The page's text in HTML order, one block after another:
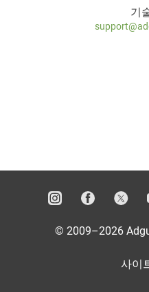
기
© 2009–2026
사이